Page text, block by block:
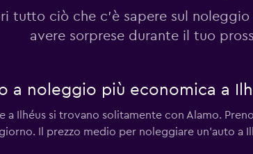
tutto ciò che c'è sapere sul noleggio
avere sorprese durante il tuo
a noleggio più economica a
a Ilhéus si trovano solitamente con Alamo.
Il prezzo medio per noleggiare un'auto a